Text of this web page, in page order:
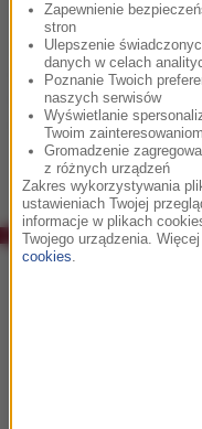
Ziółko czy Natalia
znakomita
ostatecznym kształcie
Classic w plebiscycie
Przebojów Bondowskich.
Zapewnienie
stron
Ulepszenie
danych w celach
Poznanie Twoich
naszych serwisów
Wyświetlanie
Twoim zainteresowaniom
Gromadzenie
z różnych urządzeń
Zakres wykorzystywania
ustawieniach Twojej
informacje w plikach
Twojego urządzenia.
cookies